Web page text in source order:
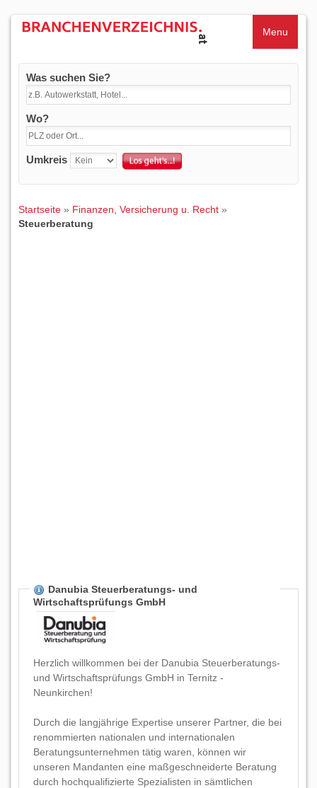
Menu
Was suchen Sie?
Wo?
Umkreis
Startseite » Finanzen, Versicherung u. Recht »
Steuerberatung
Danubia Steuerberatungs- und
Wirtschaftsprüfungs GmbH
Herzlich willkommen bei der Danubia Steuerberatungs-
und Wirtschaftsprüfungs GmbH in Ternitz -
Neunkirchen!
Durch die langjährige Expertise unserer Partner, die bei
renommierten nationalen und internationalen
Beratungsunternehmen tätig waren, können wir
unseren Mandanten eine maßgeschneiderte Beratung
durch hochqualifizierte Spezialisten in sämtlichen